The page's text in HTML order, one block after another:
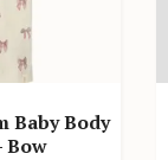
Baby Body
Bow